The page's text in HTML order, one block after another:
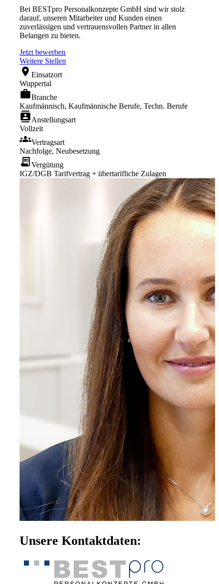
Bei BESTpro Personalkonzepte GmbH sind wir stolz
darauf, unseren Mitarbeiter und Kunden einen
zuverlässigen und vertrauensvollen Partner in allen
Belangen zu bieten.
Jetzt bewerben
Weitere Stellen
location_onEinsatzort
Wuppertal
workBranche
Kaufmännisch, Kaufmännische Berufe, Techn. Berufe
contactsAnstellungsart
Vollzeit
groupsVertragsart
Nachfolge, Neubesetzung
receipt_longVergütung
IGZ/DGB Tarifvertrag + übertarifliche Zulagen
Unsere Kontaktdaten: